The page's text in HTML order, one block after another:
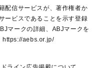
配信サービスが、著作権者か
ービスであることを示す登録
マークの詳細、ABJマークを
https://aebs.or.jp/